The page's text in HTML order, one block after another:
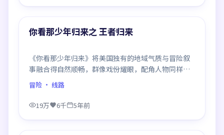
精选
你看那少年归来之 王者归来
《你看那少年归来》将美国独有的地域气质与冒险叙
事融合得自然顺畅，群像戏份耀眼，配角人物同样鲜
活，整部作品质感扎实。
冒险 · 线路
19万 6千 5年前